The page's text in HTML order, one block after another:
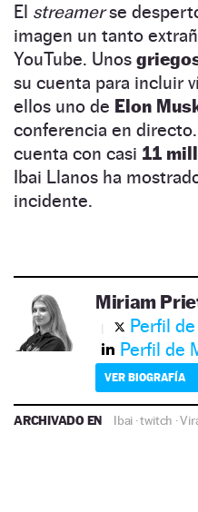
El streamerse
imagen un tanto
YouTube. Unos
su cuenta para incluir
ellos uno de Elon
conferencia en
cuenta con casi 11
Ibai Llanos ha
incidente.
Miriam
Perfil
Perfil de
VER BIOGRAFÍA
ARCHIVADO EN Ibai ·twitch ·